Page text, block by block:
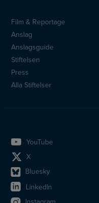
Sidfotsmeny
Film & Reportage
Anslag
Anslagsguide
Stiftelsen
Press
Alla Stiftelser
YouTube
X
Bluesky
LinkedIn